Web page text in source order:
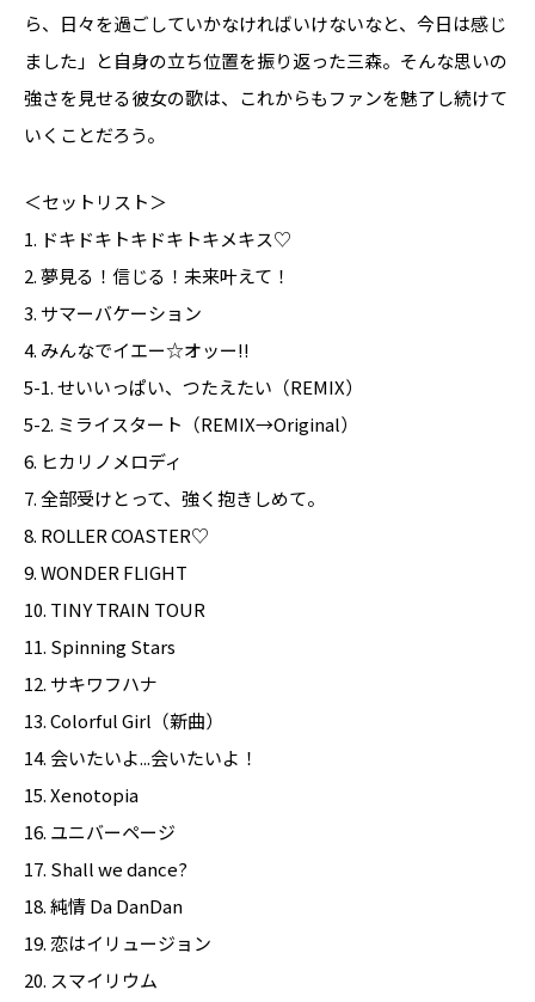
ら、日々を過ごしていかなければいけないなと、今日は感じ
ました」と自身の立ち位置を振り返った三森。そんな思いの
強さを見せる彼女の歌は、これからもファンを魅了し続けて
いくことだろう。
＜セットリスト＞
1. ドキドキトキドキトキメキス♡
2. 夢見る！信じる！未来叶えて！
3. サマーバケーション
4. みんなでイエー☆オッー!!
5-1. せいいっぱい、つたえたい（REMIX）
5-2. ミライスタート（REMIX→Original）
6. ヒカリノメロディ
7. 全部受けとって、強く抱きしめて。
8. ROLLER COASTER♡
9. WONDER FLIGHT
10. TINY TRAIN TOUR
11. Spinning Stars
12. サキワフハナ
13. Colorful Girl（新曲）
14. 会いたいよ...会いたいよ！
15. Xenotopia
16. ユニバーページ
17. Shall we dance?
18. 純情 Da DanDan
19. 恋はイリュージョン
20. スマイリウム